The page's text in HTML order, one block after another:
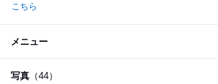
こちら
メニュー
写真 （44）